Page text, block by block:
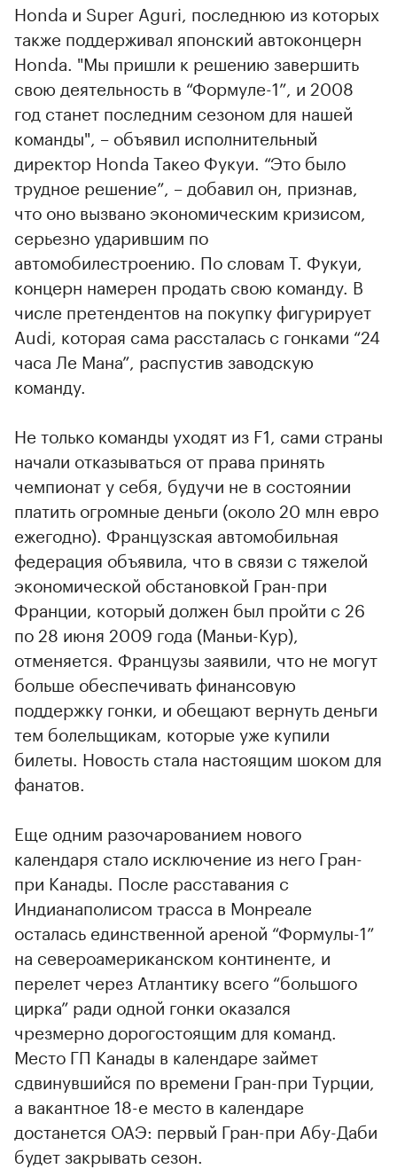
Honda и Super Aguri, последнюю из которых
также поддерживал японский автоконцерн
Honda. "Мы пришли к решению завершить
свою деятельность в “Формуле-1”, и 2008
год станет последним сезоном для нашей
команды", – объявил исполнительный
директор Honda Такео Фукуи. “Это было
трудное решение”, – добавил он, признав,
что оно вызвано экономическим кризисом,
серьезно ударившим по
автомобилестроению. По словам Т. Фукуи,
концерн намерен продать свою команду. В
числе претендентов на покупку фигурирует
Audi, которая сама рассталась с гонками “24
часа Ле Мана”, распустив заводскую
команду.
Не только команды уходят из F1, сами страны
начали отказываться от права принять
чемпионат у себя, будучи не в состоянии
платить огромные деньги (около 20 млн евро
ежегодно). Французская автомобильная
федерация объявила, что в связи с тяжелой
экономической обстановкой Гран-при
Франции, который должен был пройти с 26
по 28 июня 2009 года (Маньи-Кур),
отменяется. Французы заявили, что не могут
больше обеспечивать финансовую
поддержку гонки, и обещают вернуть деньги
тем болельщикам, которые уже купили
билеты. Новость стала настоящим шоком для
фанатов.
Еще одним разочарованием нового
календаря стало исключение из него Гран-
при Канады. После расставания с
Индианаполисом трасса в Монреале
осталась единственной ареной “Формулы-1”
на североамериканском континенте, и
перелет через Атлантику всего “большого
цирка” ради одной гонки оказался
чрезмерно дорогостоящим для команд.
Место ГП Канады в календаре займет
сдвинувшийся по времени Гран-при Турции,
а вакантное 18-е место в календаре
достанется ОАЭ: первый Гран-при Абу-Даби
будет закрывать сезон.